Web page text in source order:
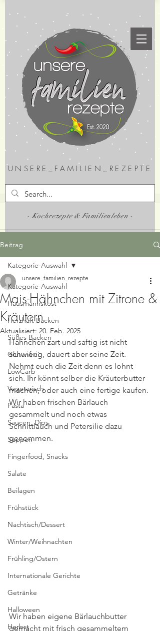
UNSERE_FAMILIEN_REZEPTE
- Kochrezepte & Familienleben -
Beitrag
Kategorie-Auswahl
Hausmannskost
Herzhaft Backen
Süßes Backen
Glutenfrei
LowCarb
Vegetarisch
Pasta
Saucen, Dips
Suppen
Fingerfood, Snacks
Salate
Beilagen
Frühstück
Nachtisch/Dessert
Winter/Weihnachten
Frühling/Ostern
Internationale Gerichte
Getränke
Halloween
Herbst
Kategorie-Auswahl
Mais-Hähnchen mit Zitrone &
Kräutern
unsere_familien_rezepte
Aktualisiert: 20. Feb. 2025
Hähnchen zart und saftig ist nicht
schwierig, dauert aber seine Zeit.
Nehmt euch die Zeit denn es lohnt
sich. Ihr könnt selber die Kräuterbutter
machen, oder auch eine fertige kaufen.
Wir haben frischen Bärlauch
gesammelt und noch etwas
Schnittlauch und Petersilie dazu
genommen.
Wir haben eigene Bärlauchbutter
gemacht mit frisch gesammeltem